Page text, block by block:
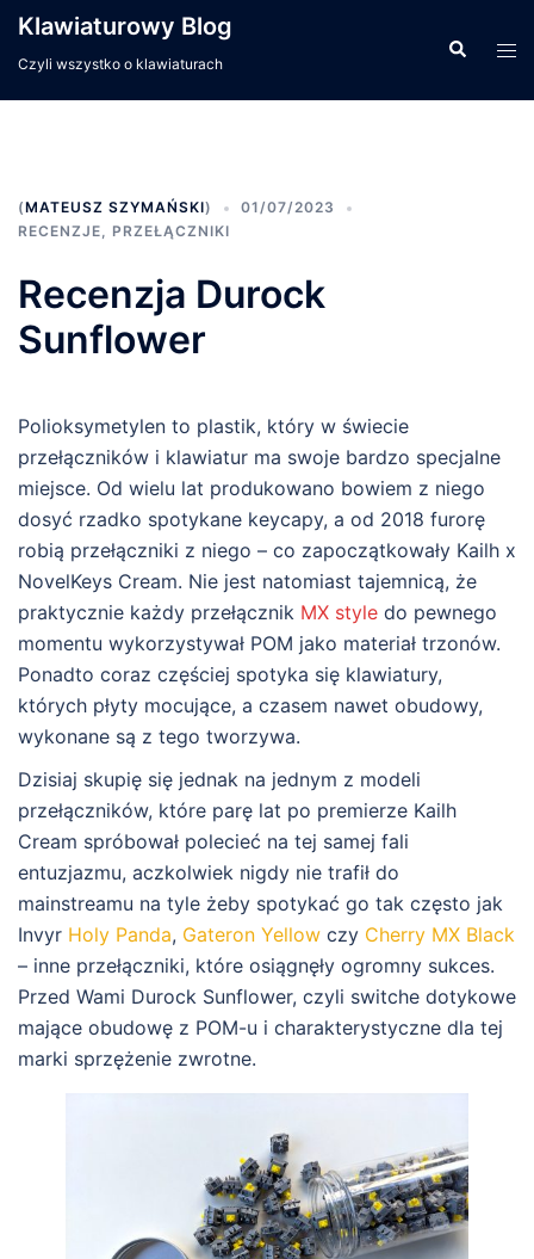
Przejdź
treści
Klawiaturowy Blog
Czyli wszystko o klawiaturach
(MATEUSZ SZYMAŃSKI)
01/07/2023
RECENZJE, PRZEŁĄCZNIKI
Recenzja Durock
Sunflower
Polioksymetylen to plastik, który w świecie
przełączników i klawiatur ma swoje bardzo specjalne
miejsce. Od wielu lat produkowano bowiem z niego
dosyć rzadko spotykane keycapy, a od 2018 furorę
robią przełączniki z niego – co zapoczątkowały Kailh x
NovelKeys Cream. Nie jest natomiast tajemnicą, że
praktycznie każdy przełącznik MX style do pewnego
momentu wykorzystywał POM jako materiał trzonów.
Ponadto coraz częściej spotyka się klawiatury,
których płyty mocujące, a czasem nawet obudowy,
wykonane są z tego tworzywa.
Dzisiaj skupię się jednak na jednym z modeli
przełączników, które parę lat po premierze Kailh
Cream spróbował polecieć na tej samej fali
entuzjazmu, aczkolwiek nigdy nie trafił do
mainstreamu na tyle żeby spotykać go tak często jak
Invyr Holy Panda, Gateron Yellow czy Cherry MX Black
– inne przełączniki, które osiągnęły ogromny sukces.
Przed Wami Durock Sunflower, czyli switche dotykowe
mające obudowę z POM-u i charakterystyczne dla tej
marki sprzężenie zwrotne.